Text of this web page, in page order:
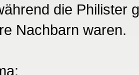
die Philister
Nachbarn waren.